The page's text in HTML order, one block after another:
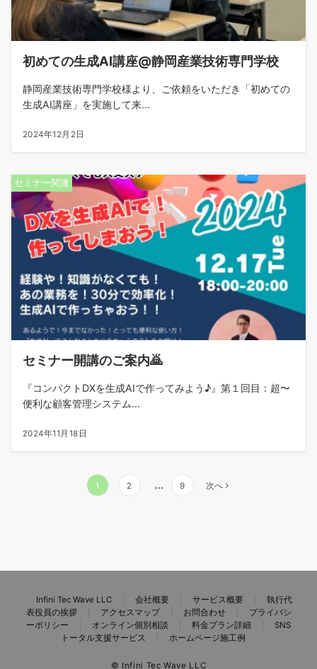
初めての生成AI講座@静岡産業技術専門学校
静岡産業技術専門学校様より、ご依頼をいただき「初めての
生成AI講座」を実施して来...
2024年12月2日
セミナー関連
セミナー開講のご案内🙇
『コンパクトDXを生成AIで作ってみよう♪』第１回目：超〜
便利な顧客管理システム...
2024年11月18日
ジ
1 2 … 9 次へ
Infini Tec Wave LLC 会社概要 サービス概要
執行代
表役員の挨拶
アクセスマップ お問合わせ
プライバシ
ーポリシー
オンライン個別相談 料金プラン詳細
SNS
トータル支援サービス
ホームページ施工例
© Infini Tec Wave LLC